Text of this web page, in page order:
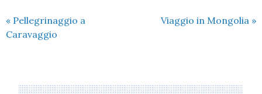
« Pellegrinaggio a
Caravaggio
Viaggio in Mongolia »